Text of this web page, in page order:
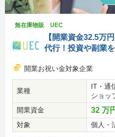
無在庫物販 UEC
【開業資金32.5万
代行！投資や副業
開業お祝い金対象企業
業種
IT・通
ショッ
開業資金
32 万
対象 個人・